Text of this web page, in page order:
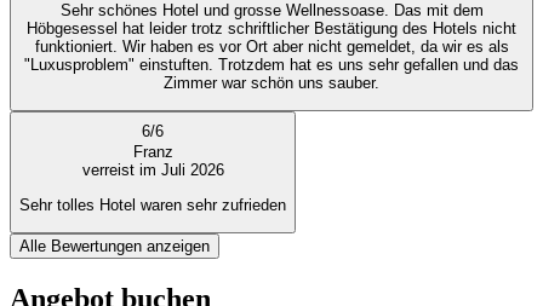
Sehr schönes Hotel und grosse Wellnessoase. Das mit dem
Höbgesessel hat leider trotz schriftlicher Bestätigung des Hotels nicht
funktioniert. Wir haben es vor Ort aber nicht gemeldet, da wir es als
"Luxusproblem" einstuften. Trotzdem hat es uns sehr gefallen und das
Zimmer war schön uns sauber.
6/6
Franz
verreist im Juli 2026
Sehr tolles Hotel waren sehr zufrieden
Alle Bewertungen anzeigen
Angebot buchen